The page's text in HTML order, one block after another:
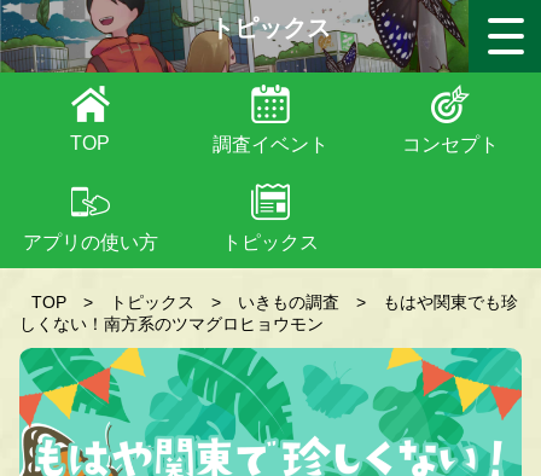
トピックス
TOP 調査イベント コンセプト
アプリの使い方 トピックス
TOP > トピックス > いきもの調査 >
もはや関東でも珍
しくない！南方系のツマグロヒョウモン